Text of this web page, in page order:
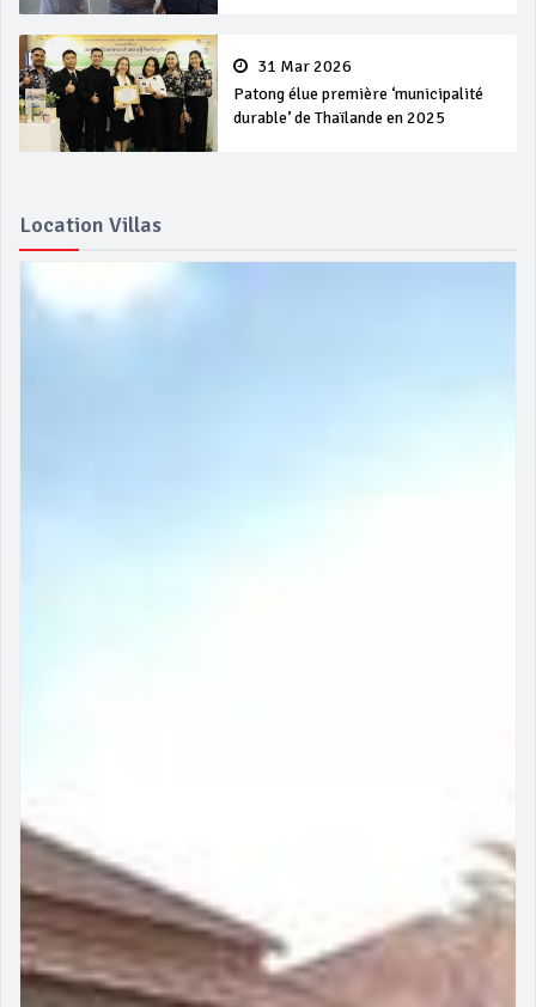
31 Mar 2026
Patong élue première ‘municipalité
durable’ de Thaïlande en 2025
Location Villas